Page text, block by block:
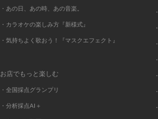
・あの日、あの時、あの音楽。
・カラオケの楽しみ方『新様式』
・気持ちよく歌おう！『マスクエフェクト』
お店でもっと楽しむ
・全国採点グランプリ
・分析採点AI＋